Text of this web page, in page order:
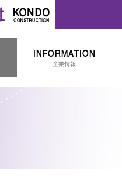
INFORMATION
企業情報